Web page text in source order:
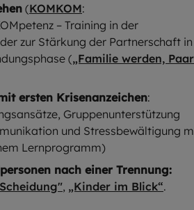
(KOMKOM:
– Training in der
zur Stärkung der Partnerschaft in
(„Familie werden, Paar
ersten Krisenanzeichen:
Gruppenunterstützung
und Stressbewältigung
Lernprogramm)
nach einer Trennung:
, „Kinder im Blick“.